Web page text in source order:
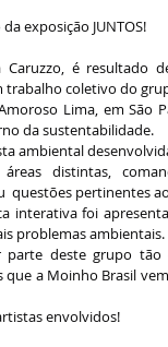
exposição JUNTOS!
Caruzzo, é
coletivo do
Lima, em São
da sustentabilidade.
ambiental
distintas,
questões pertinentes
interativa foi
problemas ambientais.
parte deste grupo
a Moinho Brasil
envolvidos!